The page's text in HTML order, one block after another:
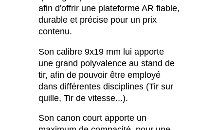
afin d'offrir une plateforme AR fiable,
durable et précise pour un prix
contenu.
Son calibre 9x19 mm lui apporte
une grand polyvalence au stand de
tir, afin de pouvoir être employé
dans différentes disciplines (Tir sur
quille, Tir de vitesse...).
Son canon court apporte un